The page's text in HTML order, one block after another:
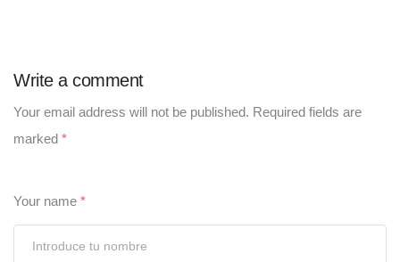
Write a comment
Your email address will not be published. Required fields are
marked *
Your name *